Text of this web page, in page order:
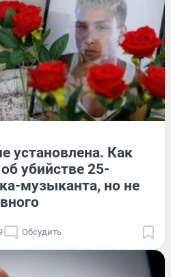
установлена. Как
убийстве 25-
музыканта, но не
Обсудить